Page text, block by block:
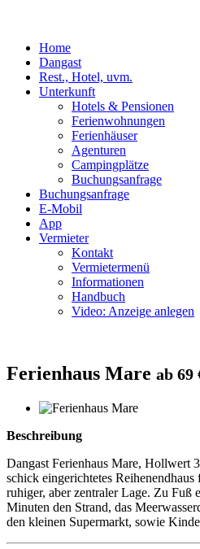
Home
Dangast
Rest., Hotel, uvm.
Unterkunft
Hotels & Pensionen
Ferienwohnungen
Ferienhäuser
Agenturen
Campingplätze
Buchungsanfrage
Buchungsanfrage
E-Mobil
App
Vermieter
Kontakt
Vermietermenü
Informationen
Handbuch
Video: Anzeige anlegen
Ferienhaus Mare ab 69
Beschreibung
Dangast Ferienhaus Mare, Hollwert
schick eingerichtetes
ruhiger, aber zentraler Lage. Zu Fuß
Minuten den Strand, das
den kleinen Supermarkt, sowie